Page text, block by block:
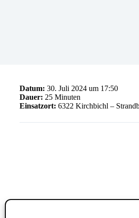
Datum: 30. Juli 2024 um 17:50
Dauer: 25 Minuten
Einsatzort: 6322 Kirchbichl –